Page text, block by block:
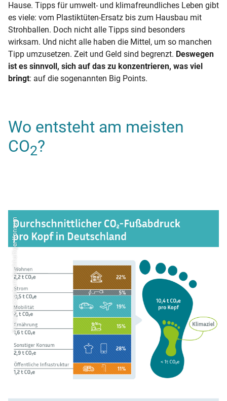
Hause. Tipps für umwelt- und klimafreundliches Leben gibt
es viele: vom Plastiktüten-Ersatz bis zum Hausbau mit
Strohballen. Doch nicht alle Tipps sind besonders
wirksam. Und nicht alle haben die Mittel, um so manchen
Tipp umzusetzen. Zeit und Geld sind begrenzt. Deswegen
ist es sinnvoll, sich auf das zu konzentrieren, was viel
bringt: auf die sogenannten Big Points.
Wo entsteht am meisten
CO2?
Kompetenzzentrum Nachhaltiger Konsum